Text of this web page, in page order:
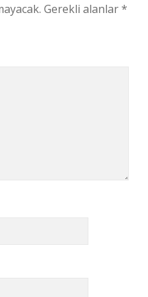
Gerekli alanlar*